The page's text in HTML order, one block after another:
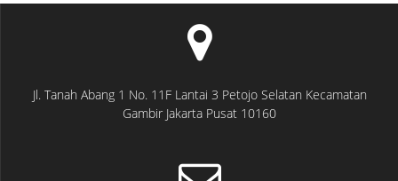
Jl. Tanah Abang 1 No. 11F Lantai 3 Petojo Selatan Kecamatan
Gambir Jakarta Pusat 10160